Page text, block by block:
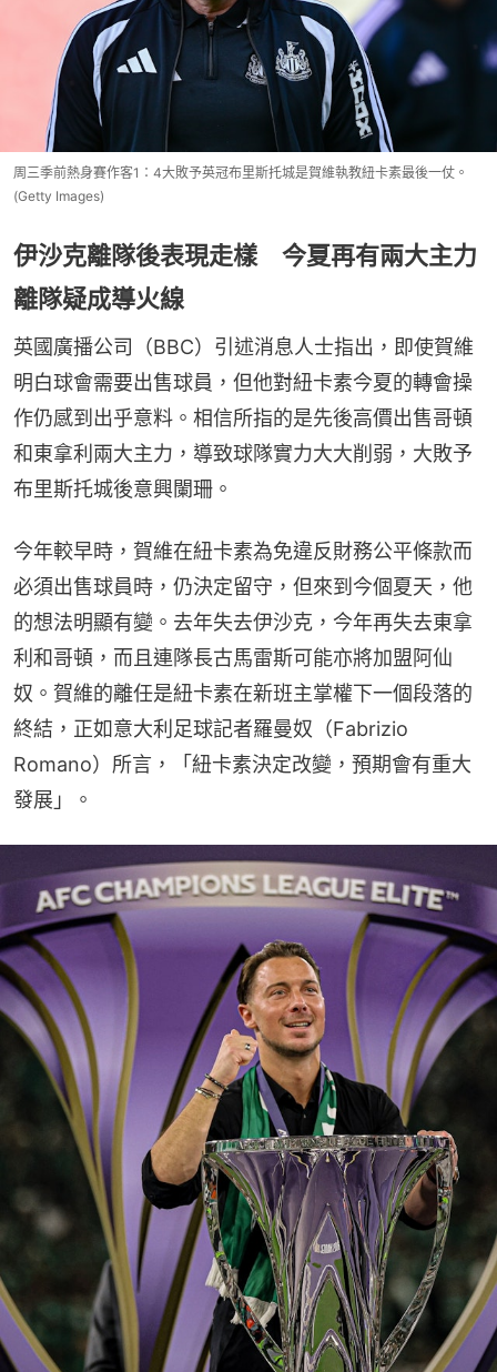
周三季前熱身賽作客1：4大敗予英冠布里斯托城是賀維執教紐卡素最後一仗。
(Getty Images)
伊沙克離隊後表現走樣 今夏再有兩大主力
離隊疑成導火線
英國廣播公司（BBC）引述消息人士指出，即使賀維
明白球會需要出售球員，但他對紐卡素今夏的轉會操
作仍感到出乎意料。相信所指的是先後高價出售哥頓
和東拿利兩大主力，導致球隊實力大大削弱，大敗予
布里斯托城後意興闌珊。
今年較早時，賀維在紐卡素為免違反財務公平條款而
必須出售球員時，仍決定留守，但來到今個夏天，他
的想法明顯有變。去年失去伊沙克，今年再失去東拿
利和哥頓，而且連隊長古馬雷斯可能亦將加盟阿仙
奴。賀維的離任是紐卡素在新班主掌權下一個段落的
終結，正如意大利足球記者羅曼奴（Fabrizio
Romano）所言，「紐卡素決定改變，預期會有重大
發展」。